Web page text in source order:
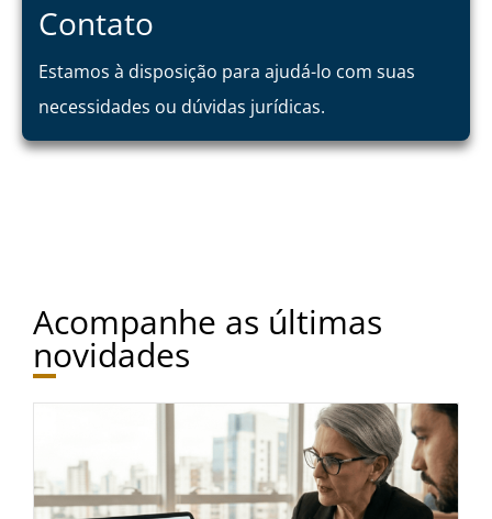
Contato
Estamos à disposição para ajudá-lo com suas
necessidades ou dúvidas jurídicas.
Acompanhe as últimas
novidades